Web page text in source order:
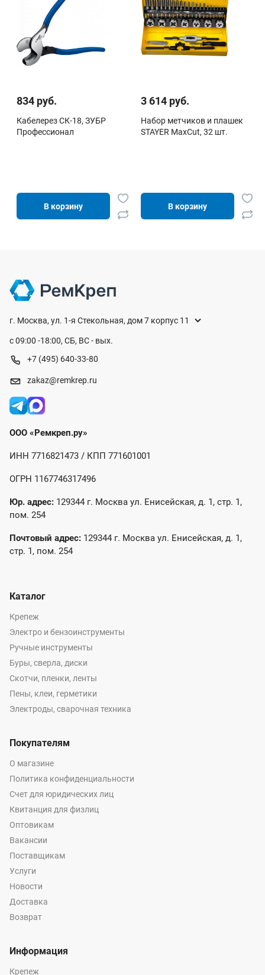
834 руб.
Кабелерез СК-18, ЗУБР
Профессионал
В корзину
3 614 руб.
Набор метчиков и плашек
STAYER MaxCut, 32 шт.
В корзину
г. Москва, ул. 1-я Стекольная, дом 7 корпус 11
с 09:00 -18:00, СБ, ВС - вых.
+7 (495) 640-33-80
zakaz@remkrep.ru
ООО «Ремкреп.ру»
ИНН 7716821473 / КПП 771601001
ОГРН 1167746317496
Юр. адрес: 129344 г. Москва ул. Енисейская, д. 1, стр. 1,
пом. 254
Почтовый адрес: 129344 г. Москва ул. Енисейская, д. 1,
стр. 1, пом. 254
Каталог
Крепеж
Электро и бензоинструменты
Ручные инструменты
Буры, сверла, диски
Скотчи, пленки, ленты
Пены, клеи, герметики
Электроды, сварочная техника
Покупателям
О магазине
Политика конфиденциальности
Счет для юридических лиц
Квитанция для физлиц
Оптовикам
Вакансии
Поставщикам
Услуги
Новости
Доставка
Возврат
Информация
Крепеж